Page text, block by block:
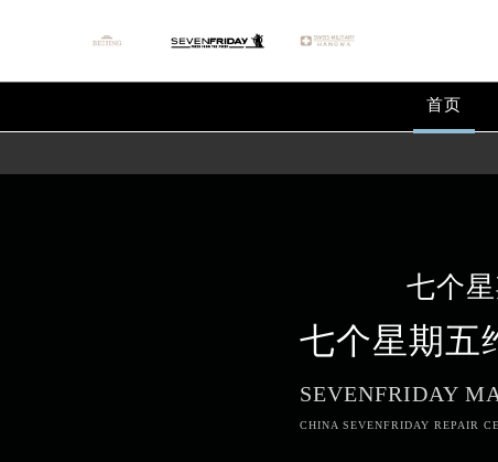
首页
七个
七个星期五
SEVENFRIDAY
CHINA SEVENFRIDAY REPAIR